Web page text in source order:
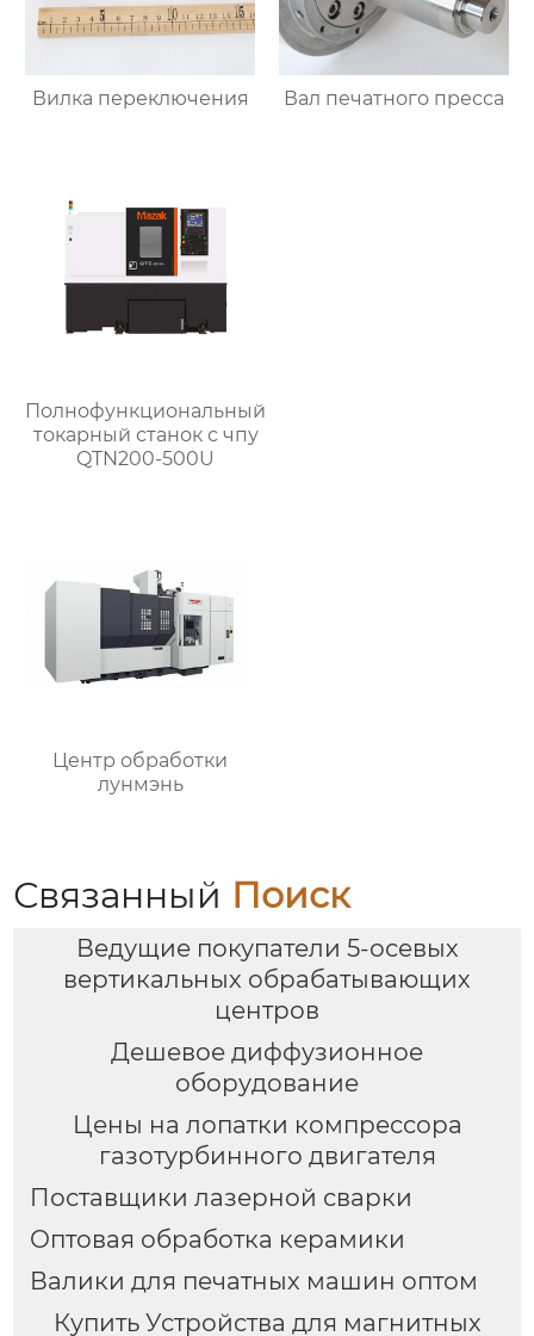
Вилка переключения Вал печатного пресса
Полнофункциональный
токарный станок с чпу
QTN200-500U
Центр обработки
лунмэнь
Связанный Поиск
Ведущие покупатели 5-осевых
вертикальных обрабатывающих
центров
Дешевое диффузионное
оборудование
Цены на лопатки компрессора
газотурбинного двигателя
Поставщики лазерной сварки
Оптовая обработка керамики
Валики для печатных машин оптом
Купить Устройства для магнитных